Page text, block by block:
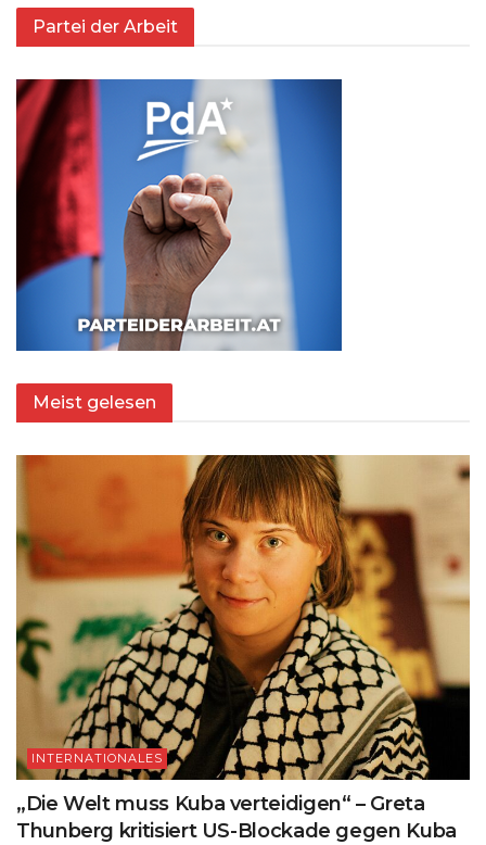
Partei der Arbeit
Meist gelesen
INTERNATIONALES
„Die Welt muss Kuba verteidigen“ – Greta
Thunberg kritisiert US-Blockade gegen Kuba